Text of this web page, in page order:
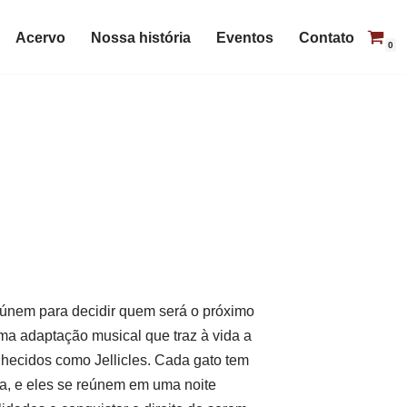
Acervo Nossa história Eventos Contato 0
para decidir quem será o próximo
adaptação musical que traz à vida a
como Jellicles. Cada gato tem
e eles se reúnem em uma noite